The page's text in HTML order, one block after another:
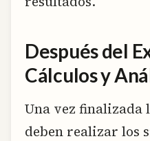
Después del
Cálculos y
Una vez finalizada
deben realizar los